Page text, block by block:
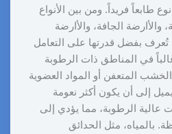
طابعاً فريداً. ومن بين الأنواع
والأارضة الجافة، والأارضة
تُعرف بفضل قدرتها على التعامل
في المناطق ذات الرطوبة
المتعفن أو المواد العضوية
إلى أن يكون أكثر نعومة
عالية الرطوبة، مما يؤدي إلى
بالمياه، مثل الحدائق